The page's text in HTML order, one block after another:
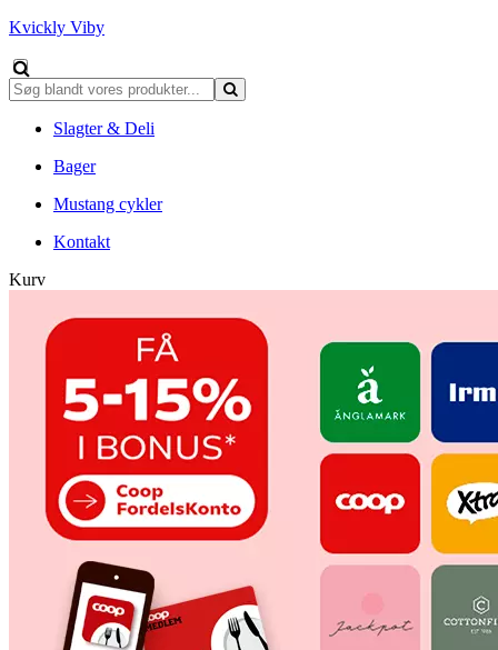
Kvickly Viby
Slagter & Deli
Bager
Mustang cykler
Kontakt
Kurv